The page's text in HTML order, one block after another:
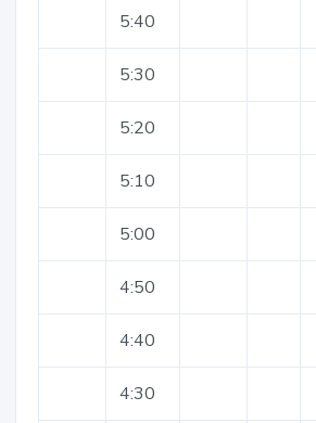
5:40
5:30
5:20
5:10
5:00
4:50
4:40
4:30